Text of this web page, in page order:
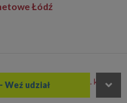
Weź udział
e-file sp. z o.o. sp. k.